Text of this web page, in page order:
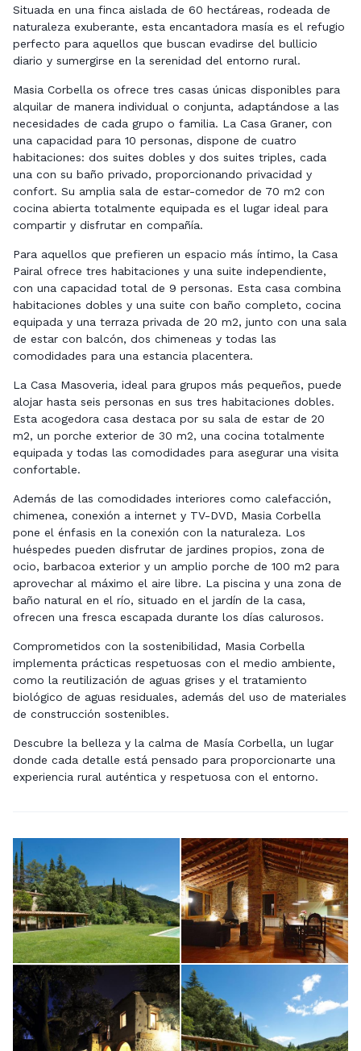
Situada en una finca aislada de 60 hectáreas, rodeada de
naturaleza exuberante, esta encantadora masía es el refugio
perfecto para aquellos que buscan evadirse del bullicio
diario y sumergirse en la serenidad del entorno rural.
Masia Corbella os ofrece tres casas únicas disponibles para
alquilar de manera individual o conjunta, adaptándose a las
necesidades de cada grupo o familia. La Casa Graner, con
una capacidad para 10 personas, dispone de cuatro
habitaciones: dos suites dobles y dos suites triples, cada
una con su baño privado, proporcionando privacidad y
confort. Su amplia sala de estar-comedor de 70 m2 con
cocina abierta totalmente equipada es el lugar ideal para
compartir y disfrutar en compañía.
Para aquellos que prefieren un espacio más íntimo, la Casa
Pairal ofrece tres habitaciones y una suite independiente,
con una capacidad total de 9 personas. Esta casa combina
habitaciones dobles y una suite con baño completo, cocina
equipada y una terraza privada de 20 m2, junto con una sala
de estar con balcón, dos chimeneas y todas las
comodidades para una estancia placentera.
La Casa Masoveria, ideal para grupos más pequeños, puede
alojar hasta seis personas en sus tres habitaciones dobles.
Esta acogedora casa destaca por su sala de estar de 20
m2, un porche exterior de 30 m2, una cocina totalmente
equipada y todas las comodidades para asegurar una visita
confortable.
Además de las comodidades interiores como calefacción,
chimenea, conexión a internet y TV-DVD, Masia Corbella
pone el énfasis en la conexión con la naturaleza. Los
huéspedes pueden disfrutar de jardines propios, zona de
ocio, barbacoa exterior y un amplio porche de 100 m2 para
aprovechar al máximo el aire libre. La piscina y una zona de
baño natural en el río, situado en el jardín de la casa,
ofrecen una fresca escapada durante los días calurosos.
Comprometidos con la sostenibilidad, Masia Corbella
implementa prácticas respetuosas con el medio ambiente,
como la reutilización de aguas grises y el tratamiento
biológico de aguas residuales, además del uso de materiales
de construcción sostenibles.
Descubre la belleza y la calma de Masía Corbella, un lugar
donde cada detalle está pensado para proporcionarte una
experiencia rural auténtica y respetuosa con el entorno.